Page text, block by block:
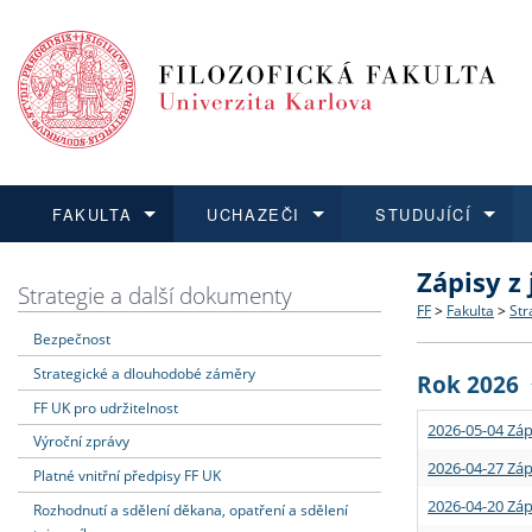
FAKULTA
Dozvědět se více
Struktura
Strategie
Podpora
UCHAZEČI
Podat přihlášku
Co
Učitelské
STUDUJÍCÍ
Dozvědět se více
Rigorózní
Dozvědět se více
O vědě a
Granty a
Dozvědět se více
Aktuální
Strategie a další dokumenty
Bezpečnost
Strategické a dlouhodobé záměry
FF UK pro udržitelnost
Výroční zprávy
Platné vnitřní předpisy FF UK
Rozhodnutí a sdělení děkana, opatření a sdělení
Zápisy
FF > Fakulta >
Rok 2026
2026-05-04
2026-04-27
2026-04-20